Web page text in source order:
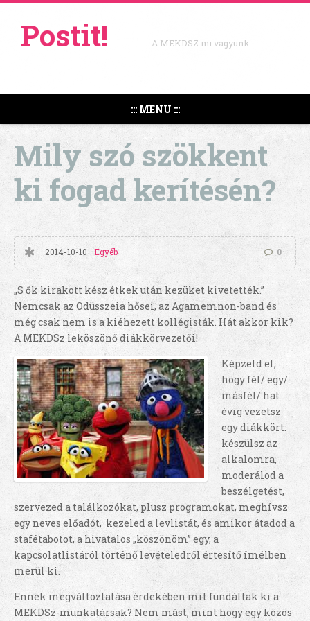
Postit! A MEKDSZ mi vagyunk.
::: MENU :::
Mily szó szökkent
ki fogad kerítésén?
2014-10-10 Egyéb 0
„S ők kirakott kész étkek után kezüket kivetették.”
Nemcsak az Odüsszeia hősei, az Agamemnon-band és
még csak nem is a kiéhezett kollégisták. Hát akkor kik?
A MEKDSz leköszönő diákkörvezetői!
Képzeld el,
hogy fél/ egy/
másfél/ hat
évig vezetsz
egy diákkört:
készülsz az
alkalomra,
moderálod a
beszélgetést,
szervezed a találkozókat, plusz programokat, meghívsz
egy neves előadót, kezeled a levlistát, és amikor átadod a
stafétabotot, a hivatalos „köszönöm” egy, a
kapcsolatlistáról történő levételedről értesítő ímélben
merül ki.
Ennek megváltoztatása érdekében mit fundáltak ki a
MEKDSz-munkatársak? Nem mást, mint hogy egy közös